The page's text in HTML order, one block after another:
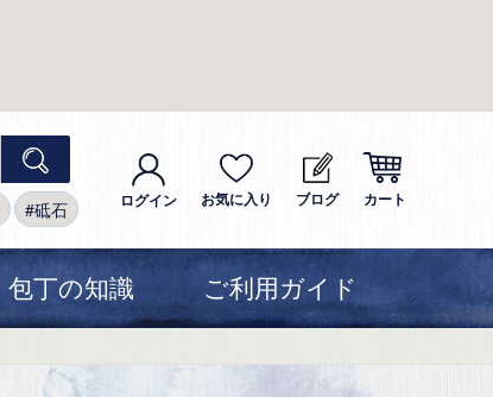
砥石 ログイン お気に入り ブログ カート
包丁の知識 ご利用ガイド